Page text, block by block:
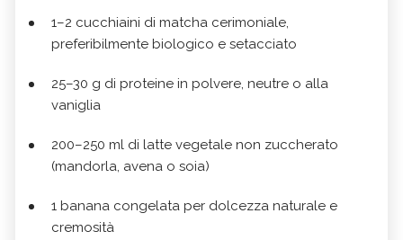
1–2 cucchiaini di matcha cerimoniale,
preferibilmente biologico e setacciato
25–30 g di proteine in polvere, neutre o alla
vaniglia
200–250 ml di latte vegetale non zuccherato
(mandorla, avena o soia)
1 banana congelata per dolcezza naturale e
cremosità